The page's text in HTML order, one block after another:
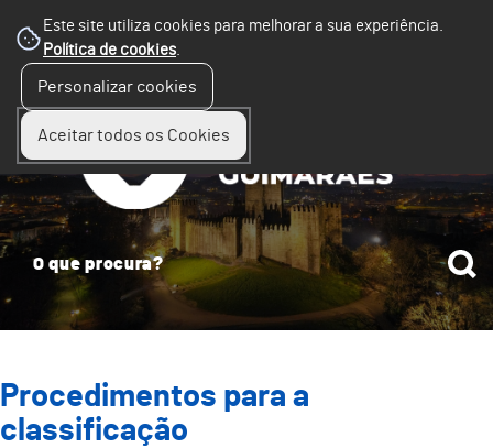
Este site utiliza cookies para melhorar a sua experiência.
Política de cookies.
Personalizar cookies
Aceitar todos os Cookies
Procedimentos para a
classificação